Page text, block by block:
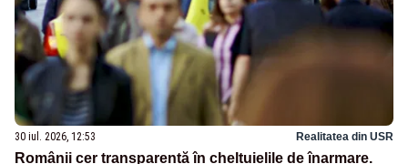
30 iul. 2026, 12:53 Realitatea din USR
Românii cer transparență în cheltuielile de înarmare.